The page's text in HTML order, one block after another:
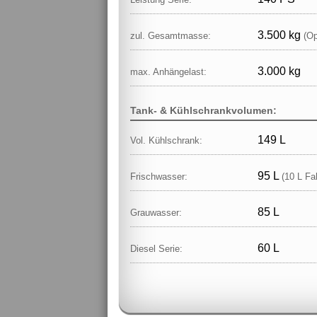
zul. Gesamtmasse: 3.500 kg
max. Anhängelast: 3.000 kg
Tank- & Kühlschrankvolumen:
Vol. Kühlschrank: 149 L
Frischwasser: 95 L (10 L
Grauwasser: 85 L
Diesel Serie: 60 L